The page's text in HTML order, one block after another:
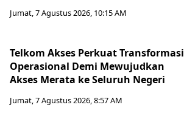
Jumat, 7 Agustus 2026, 10:15 AM
Telkom Akses Perkuat Transformasi
Operasional Demi Mewujudkan
Akses Merata ke Seluruh Negeri
Jumat, 7 Agustus 2026, 8:57 AM